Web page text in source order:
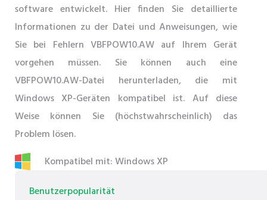
software entwickelt. Hier finden Sie detaillierte
Informationen zu der Datei und Anweisungen, wie
Sie bei Fehlern VBFPOW10.AW auf Ihrem Gerät
vorgehen müssen. Sie können auch eine
VBFPOW10.AW-Datei herunterladen, die mit
Windows XP-Geräten kompatibel ist. Auf diese
Weise können Sie (höchstwahrscheinlich) das
Problem lösen.
Kompatibel mit: Windows XP
Benutzerpopularität